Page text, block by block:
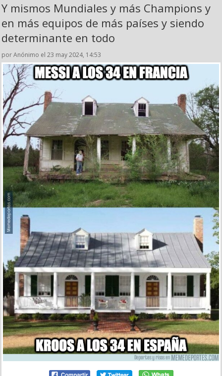
Y mismos Mundiales y más Champions y
en más equipos de más países y siendo
determinante en todo
por Anónimo el 23 may 2024, 14:53